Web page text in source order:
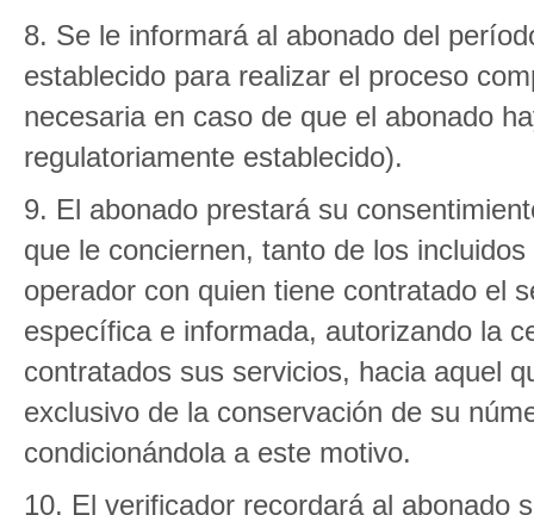
8. Se le informará al abonado del
establecido para realizar el proceso
necesaria en caso de que el abonado
regulatoriamente establecido).
9. El abonado prestará su
que le conciernen, tanto de los
operador con quien tiene contratado el
específica e informada, autorizando la
contratados sus servicios, hacia aquel
exclusivo de la conservación de su
condicionándola a este motivo.
10. El verificador recordará al abonado